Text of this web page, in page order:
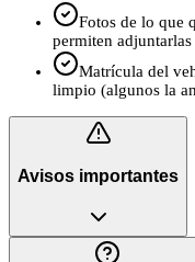
Fotos de lo que
permiten
Matrícula del
limpio (algunos la
Avisos importantes